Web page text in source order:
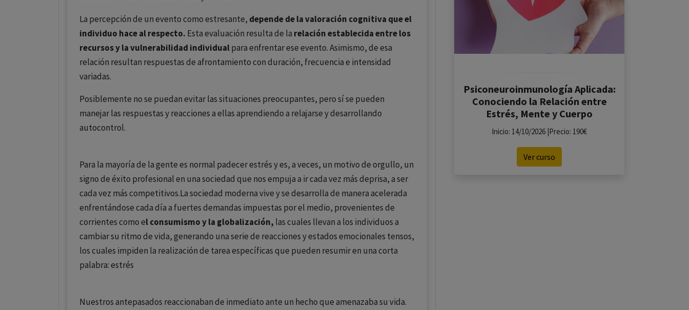
La percepción de un evento como estresante, depende de la valoración cognitiva que el
individuo hace al respecto. Esta evaluación resulta de la relación establecida entre los
recursos y la vulnerabilidad individualpara enfrentar ese evento. Asimismo, de esa
relación resultan respuestas de afrontamiento con duración, frecuencia e intensidad
variadas.
Posiblemente no se puedan evitar las situaciones preocupantes, pero sí se pueden
manejar las respuestas y reacciones a ellas aprendiendo a relajarse y desarrollando
autocontrol.
Para la mayoría de la gente es normal padecer estrés y es, a veces, un motivo de orgullo, un
signo de éxito profesional en una sociedad que nos empuja a ir cada vez más deprisa, a ser
cada vez más competitivos.La sociedad moderna vive y se desarrolla de manera acelerada
enfrentándose cada día a fuertes demandas impuestas por el medio, provenientes de
corrientes como el consumismo y la globalización, las cuales llevan a los individuos a
cambiar su ritmo de vida, generando una serie de reacciones y estados emocionales tensos,
los cuales impiden la realización de tarea específicas que pueden resumir en una corta
palabra: estrés
Nuestros antepasados reaccionaban de inmediato ante un hecho que amenazaba su vida.
Psiconeuroinmunología Aplicada:
Conociendo la Relación entre
Estrés, Mente y Cuerpo
Inicio: 14/10/2026 |Precio: 190€
Ver curso